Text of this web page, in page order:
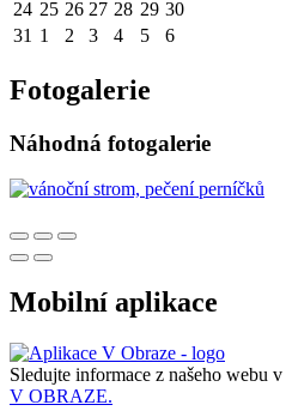
24 25 26 27 28 29 30
31 1 2 3 4 5 6
Fotogalerie
Náhodná fotogalerie
Mobilní aplikace
Sledujte informace z našeho webu v
V OBRAZE.